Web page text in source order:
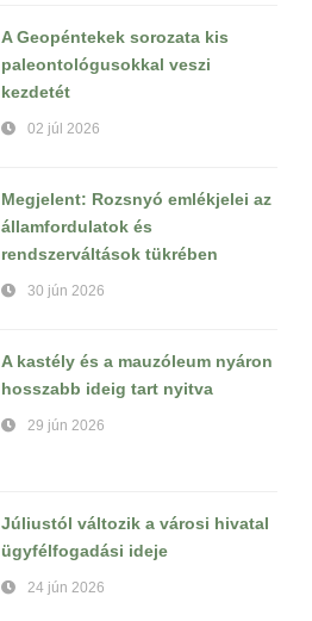
A Geopéntekek sorozata kis
paleontológusokkal veszi
kezdetét
02 júl 2026
Megjelent: Rozsnyó emlékjelei az
államfordulatok és
rendszerváltások tükrében
30 jún 2026
A kastély és a mauzóleum nyáron
hosszabb ideig tart nyitva
29 jún 2026
Júliustól változik a városi hivatal
ügyfélfogadási ideje
24 jún 2026